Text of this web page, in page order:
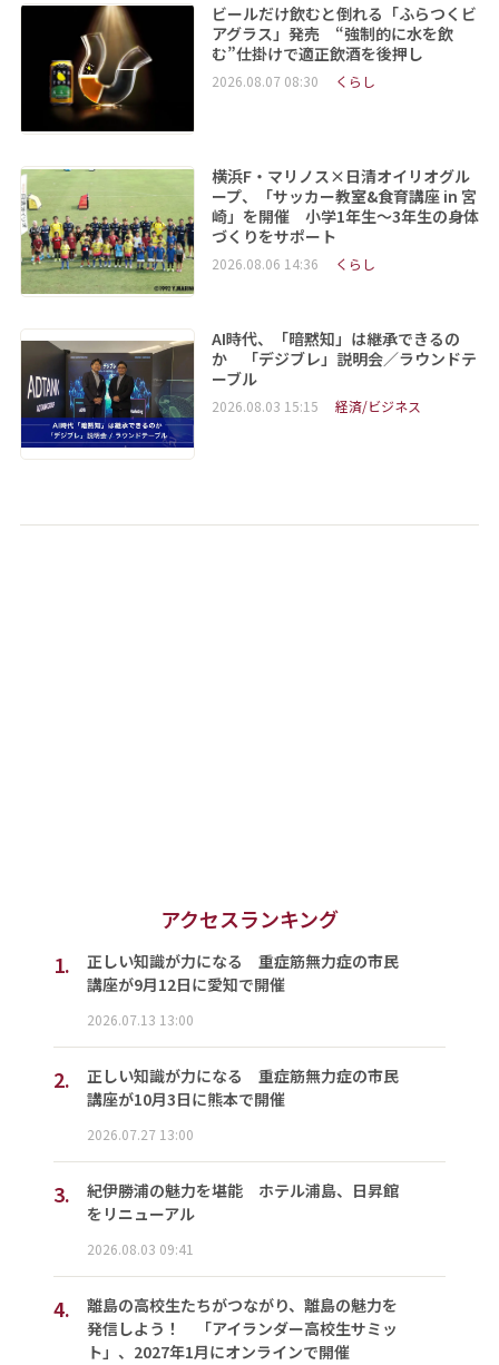
ビールだけ飲むと倒れる「ふらつくビ
アグラス」発売 “強制的に水を飲
む”仕掛けで適正飲酒を後押し
2026.08.07 08:30 くらし
横浜F・マリノス×日清オイリオグル
ープ、「サッカー教室&食育講座 in 宮
崎」を開催 小学1年生～3年生の身体
づくりをサポート
2026.08.06 14:36 くらし
AI時代、「暗黙知」は継承できるの
か 「デジブレ」説明会／ラウンドテ
ーブル
2026.08.03 15:15 経済/ビジネス
アクセスランキング
1.
正しい知識が力になる 重症筋無力症の市民
講座が9月12日に愛知で開催
2026.07.13 13:00
2.
正しい知識が力になる 重症筋無力症の市民
講座が10月3日に熊本で開催
2026.07.27 13:00
3.
紀伊勝浦の魅力を堪能 ホテル浦島、日昇館
をリニューアル
2026.08.03 09:41
4.
離島の高校生たちがつながり、離島の魅力を
発信しよう！ 「アイランダー高校生サミッ
ト」、2027年1月にオンラインで開催